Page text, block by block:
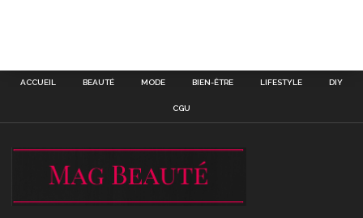
ACCUEIL BEAUTÉ MODE BIEN-ÊTRE LIFESTYLE DIY
CGU